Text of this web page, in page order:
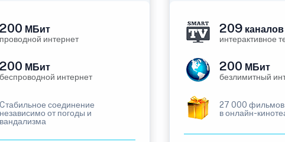
200 МБит
проводной интернет
200 МБит
беспроводной интернет
Cтабильное соединение
независимо от погоды и
вандализма
209 каналов
интерактивное
200 МБит
безлимитный
27 000 фильмов
в онлайн-